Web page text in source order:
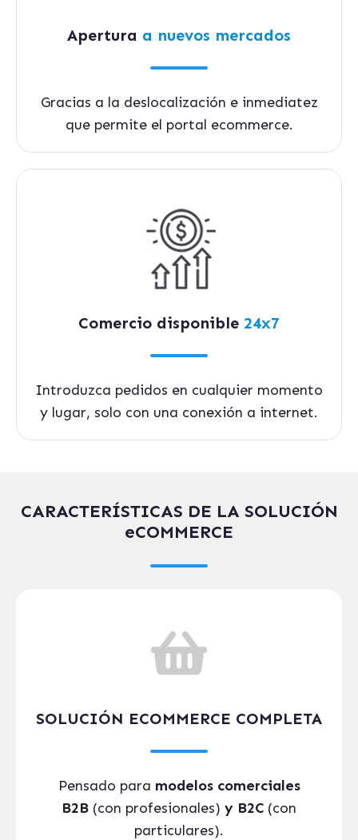
Apertura a nuevos mercados
Gracias a la deslocalización e inmediatez
que permite el portal ecommerce.
Comercio disponible 24x7
Introduzca pedidos en cualquier momento
y lugar, solo con una conexión a internet.
CARACTERÍSTICAS DE LA SOLUCIÓN
eCOMMERCE
SOLUCIÓN ECOMMERCE COMPLETA
Pensado para modelos comerciales
B2B (con profesionales) y B2C (con
particulares).